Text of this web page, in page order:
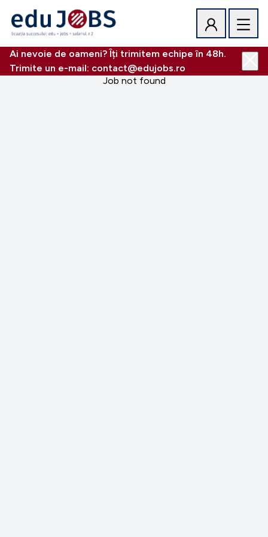
Ai nevoie de oameni? Îți trimitem echipe în 48h.
Trimite un e-mail: contact@edujobs.ro
Job not found